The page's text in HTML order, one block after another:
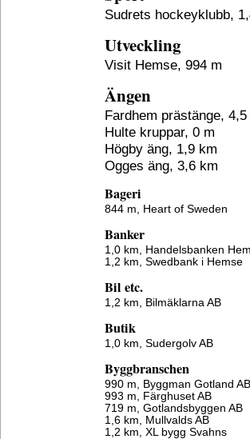
Sudrets hockeyklubb,
Utveckling
Visit Hemse, 994 m
Ängen
Fardhem prästänge, 4,5
Hulte kruppar, 0 m
Högby äng, 1,9 km
Ogges äng, 3,6 km
Bageri
844 m, Heart of Sweden
Banker
1,0 km, Handelsbanken
1,2 km, Swedbank i Hemse
Bil etc.
1,2 km, Bilmäklarna AB
Butik
1,0 km, Sudergolv AB
Byggbranschen
990 m, Byggman Gotland AB
993 m, Färghuset AB
719 m, Gotlandsbyggen AB
1,6 km, Mullvalds AB
1,2 km, XL bygg Svahns